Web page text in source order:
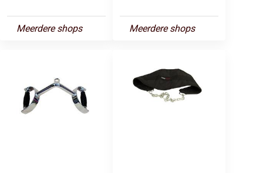
Meerdere shops Meerdere shops